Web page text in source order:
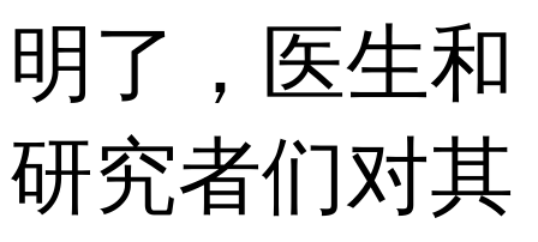
明了，医生和
研究者们对其